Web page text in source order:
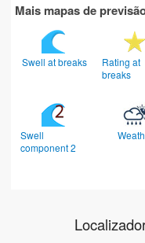
Mais mapas de
Swell at breaks
Rating at
breaks
Swell
component 2